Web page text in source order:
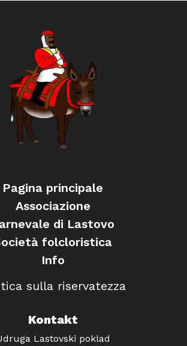
Pagina principale
Associazione
di Lastovo
folcloristica
Info
sulla riservatezza
Kontakt
Lastovski poklad